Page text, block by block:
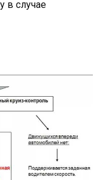
в случае